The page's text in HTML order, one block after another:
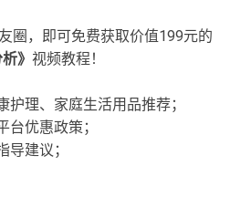
圈，即可免费获取价值199元的
》 视频教程！
护理、家庭生活用品推荐；
台优惠政策；
导建议；